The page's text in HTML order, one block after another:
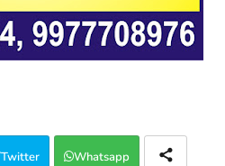
Twitter Whatsapp